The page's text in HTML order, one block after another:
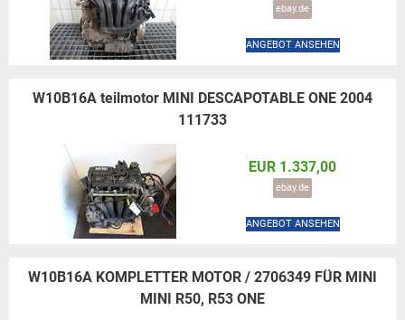
ebay.de
ANGEBOT ANSEHEN
W10B16A teilmotor MINI DESCAPOTABLE ONE 2004
111733
EUR 1.337,00
ebay.de
ANGEBOT ANSEHEN
W10B16A KOMPLETTER MOTOR / 2706349 FÜR MINI
MINI R50, R53 ONE